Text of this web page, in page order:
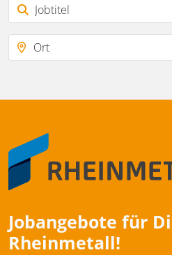
Jobangebote für
Rheinmetall!